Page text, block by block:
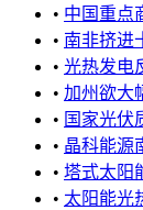
• 中国重点
• 南非挤进
• 光热发电
• 加州欲大
• 国家光伏
• 晶科能源
• 塔式太阳
• 太阳能光